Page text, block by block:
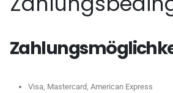
Visa, Mastercard, American Express